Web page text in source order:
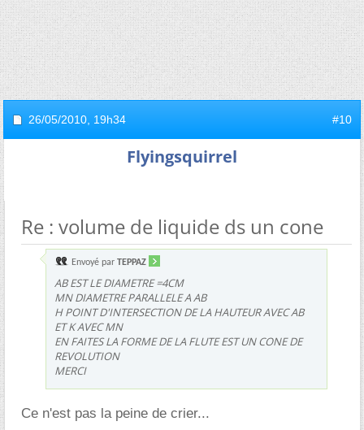
26/05/2010, 19h34 #10
Flyingsquirrel
Re : volume de liquide ds un cone
Envoyé par TEPPAZ
AB EST LE DIAMETRE =4CM
MN DIAMETRE PARALLELE A AB
H POINT D'INTERSECTION DE LA HAUTEUR AVEC AB
ET K AVEC MN
EN FAITES LA FORME DE LA FLUTE EST UN CONE DE
REVOLUTION
MERCI
Ce n'est pas la peine de crier...